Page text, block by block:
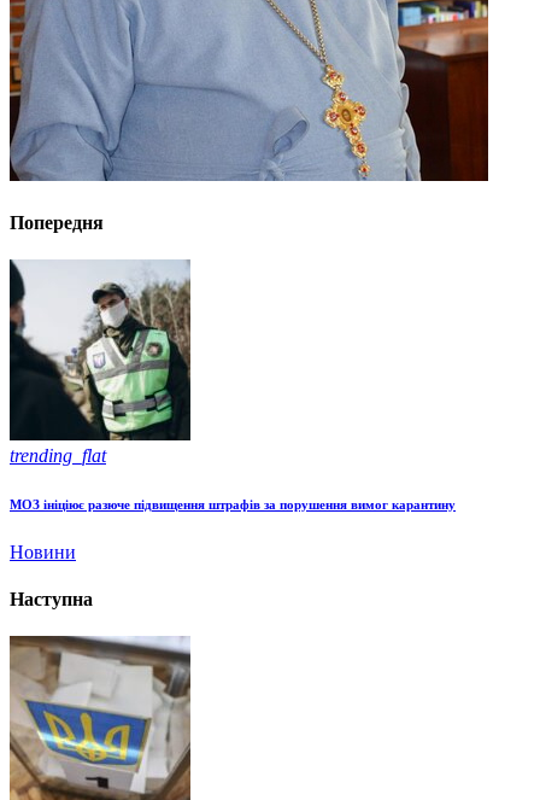
Попередня
trending_flat
МОЗ ініціює разюче підвищення штрафів за порушення вимог карантину
Новини
Наступна